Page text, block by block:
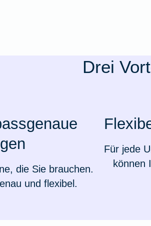
Drei
die Sie brauchen.
und flexibel.
Für jede
können